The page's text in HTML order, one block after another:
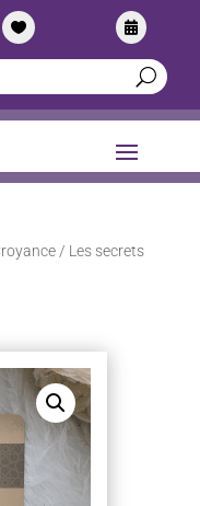
 
/ Les secrets